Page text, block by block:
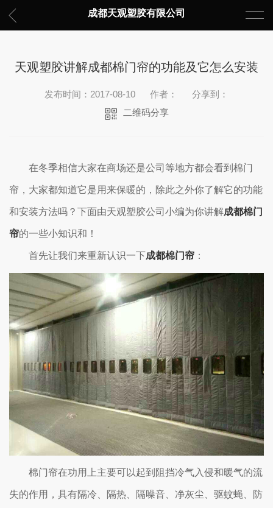
成都天观塑胶有限公司
天观塑胶讲解成都棉门帘的功能及它怎么安装
发布时间：2017-08-10 作者：
分享到：
二维码分享
在冬季相信大家在商场还是公司等地方都会看到棉门
帘，大家都知道它是用来保暖的，除此之外你了解它的功能
和安装方法吗？下面由天观塑胶公司小编为你讲解成都棉门
帘的一些小知识和！
首先让我们来重新认识一下成都棉门帘 ：
棉门帘在功用上主要可以起到阻挡冷气入侵和暖气的流
失的作用，具有隔冷、隔热、隔噪音、净灰尘、驱蚊蝇、防